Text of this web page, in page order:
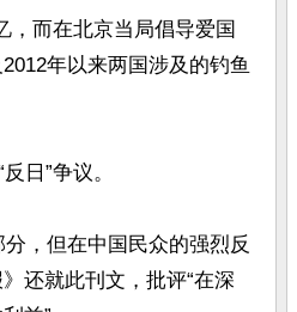
，而在北京当局倡导爱国
年以来两国涉及的钓鱼
日”争议。
，但在中国民众的强烈反
还就此刊文，批评“在深